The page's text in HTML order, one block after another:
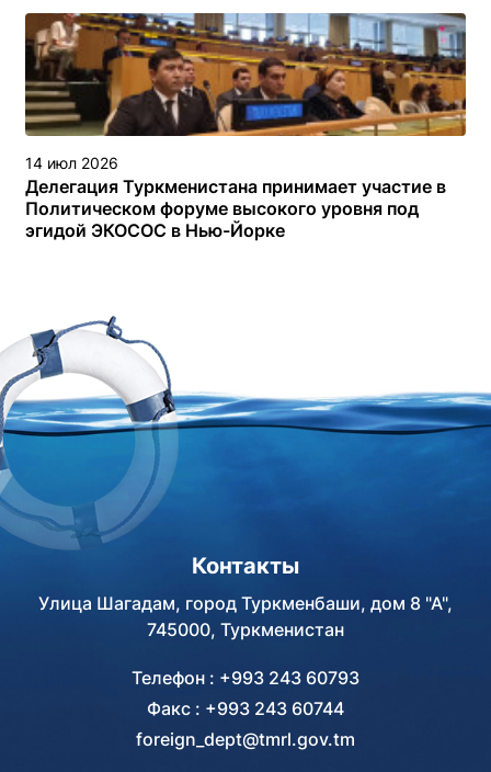
14 июл 2026
Делегация Туркменистана принимает участие в
Политическом форуме высокого уровня под
эгидой ЭКОСОС в Нью-Йорке
Контакты
Улица Шагадам, город Туркменбаши, дом 8 "А",
745000, Туркменистан
Телефон : +993 243 60793
Факс : +993 243 60744
foreign_dept@tmrl.gov.tm